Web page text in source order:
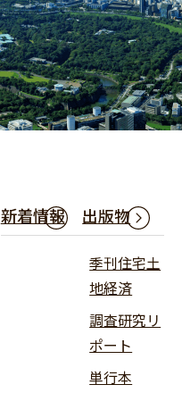
新着情報 出版物
季刊住宅土
地経済
調査研究リ
ポート
単行本